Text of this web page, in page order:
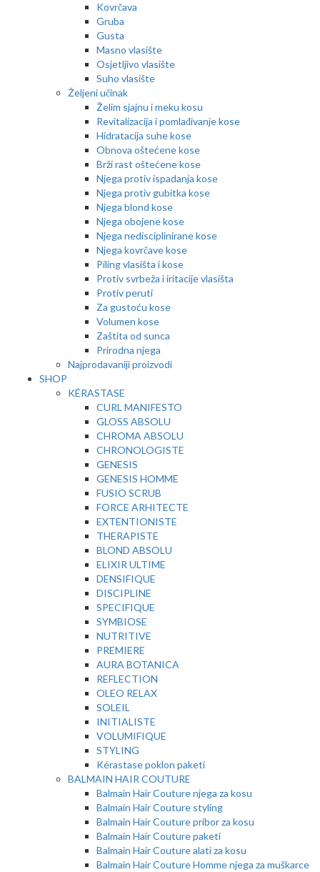
Kovrčava
Gruba
Gusta
Masno vlasište
Osjetljivo vlasište
Suho vlasište
Željeni učinak
Želim sjajnu i meku kosu
Revitalizacija i pomlađivanje kose
Hidratacija suhe kose
Obnova oštećene kose
Brži rast oštećene kose
Njega protiv ispadanja kose
Njega protiv gubitka kose
Njega blond kose
Njega obojene kose
Njega nedisciplinirane kose
Njega kovrčave kose
Piling vlasišta i kose
Protiv svrbeža i iritacije vlasišta
Protiv peruti
Za gustoću kose
Volumen kose
Zaštita od sunca
Prirodna njega
Najprodavaniji proizvodi
SHOP
KÉRASTASE
CURL MANIFESTO
GLOSS ABSOLU
CHROMA ABSOLU
CHRONOLOGISTE
GENESIS
GENESIS HOMME
FUSIO SCRUB
FORCE ARHITECTE
EXTENTIONISTE
THERAPISTE
BLOND ABSOLU
ELIXIR ULTIME
DENSIFIQUE
DISCIPLINE
SPECIFIQUE
SYMBIOSE
NUTRITIVE
PREMIERE
AURA BOTANICA
REFLECTION
OLEO RELAX
SOLEIL
INITIALISTE
VOLUMIFIQUE
STYLING
Kérastase poklon paketi
BALMAIN HAIR COUTURE
Balmain Hair Couture njega za kosu
Balmain Hair Couture styling
Balmain Hair Couture pribor za kosu
Balmain Hair Couture paketi
Balmain Hair Couture alati za kosu
Balmain Hair Couture Homme njega za muškarce